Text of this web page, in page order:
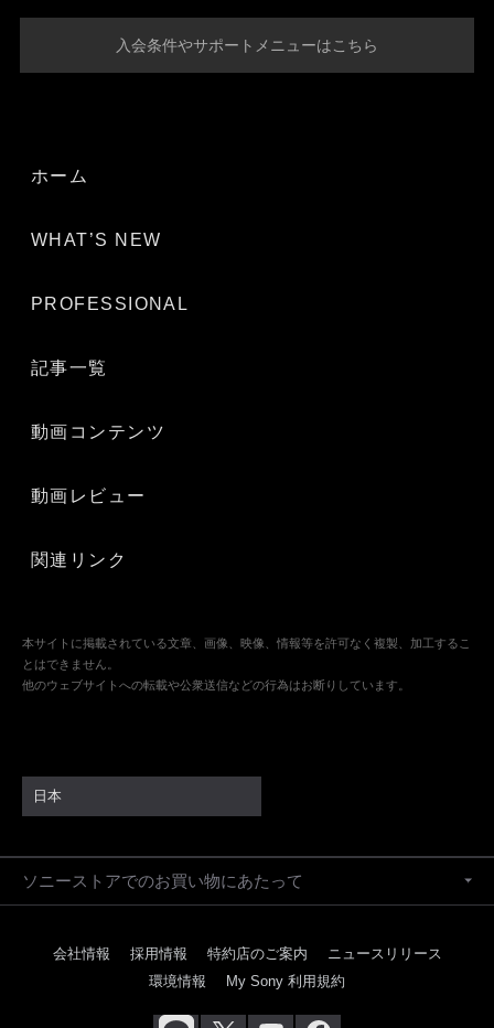
入会条件やサポートメニューはこちら
ホーム
WHAT’S NEW
PROFESSIONAL
記事一覧
動画コンテンツ
動画レビュー
関連リンク
本サイトに掲載されている文章、画像、映像、情報等を許可なく複製、加工するこ
とはできません。
他のウェブサイトへの転載や公衆送信などの行為はお断りしています。
日本
ソニーストアでのお買い物にあたって
会社情報 採用情報 特約店のご案内
ニュースリリース
環境情報
My Sony 利用規約